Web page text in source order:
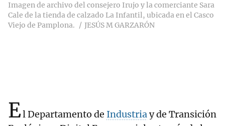
Imagen de archivo del consejero Irujo y la comerciante Sara
Cale de la tienda de calzado La Infantil, ubicada en el Casco
Viejo de Pamplona.
JESÚS M GARZARÓN
El Departamento de Industriay de Transición